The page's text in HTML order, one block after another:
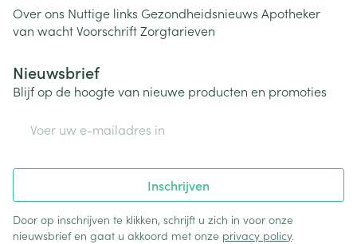
Over ons Nuttige links Gezondheidsnieuws Apotheker
van wachtVoorschriftZorgtarieven
Nieuwsbrief
Blijf op de hoogte van nieuwe producten en promoties
Inschrijven
Door op inschrijven te klikken, schrijft u zich in voor onze
nieuwsbrief en gaat u akkoord met onze privacy policy.